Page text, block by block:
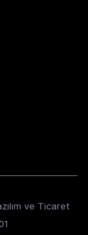
ve Ticaret